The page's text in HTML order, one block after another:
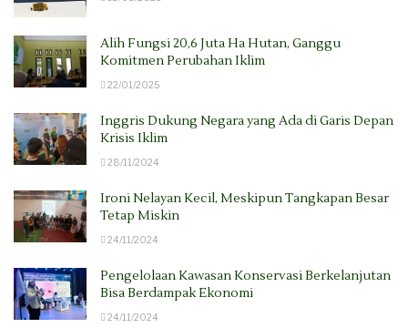
Alih Fungsi 20,6 Juta Ha Hutan, Ganggu
Komitmen Perubahan Iklim
22/01/2025
Inggris Dukung Negara yang Ada di Garis Depan
Krisis Iklim
28/11/2024
Ironi Nelayan Kecil, Meskipun Tangkapan Besar
Tetap Miskin
24/11/2024
Pengelolaan Kawasan Konservasi Berkelanjutan
Bisa Berdampak Ekonomi
24/11/2024